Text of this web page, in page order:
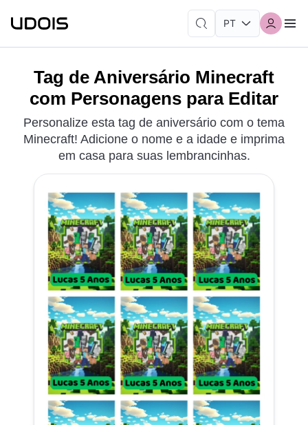
Tag de Aniversário Minecraft
com Personagens para Editar
Personalize esta tag de aniversário com o tema
Minecraft! Adicione o nome e a idade e imprima
em casa para suas lembrancinhas.